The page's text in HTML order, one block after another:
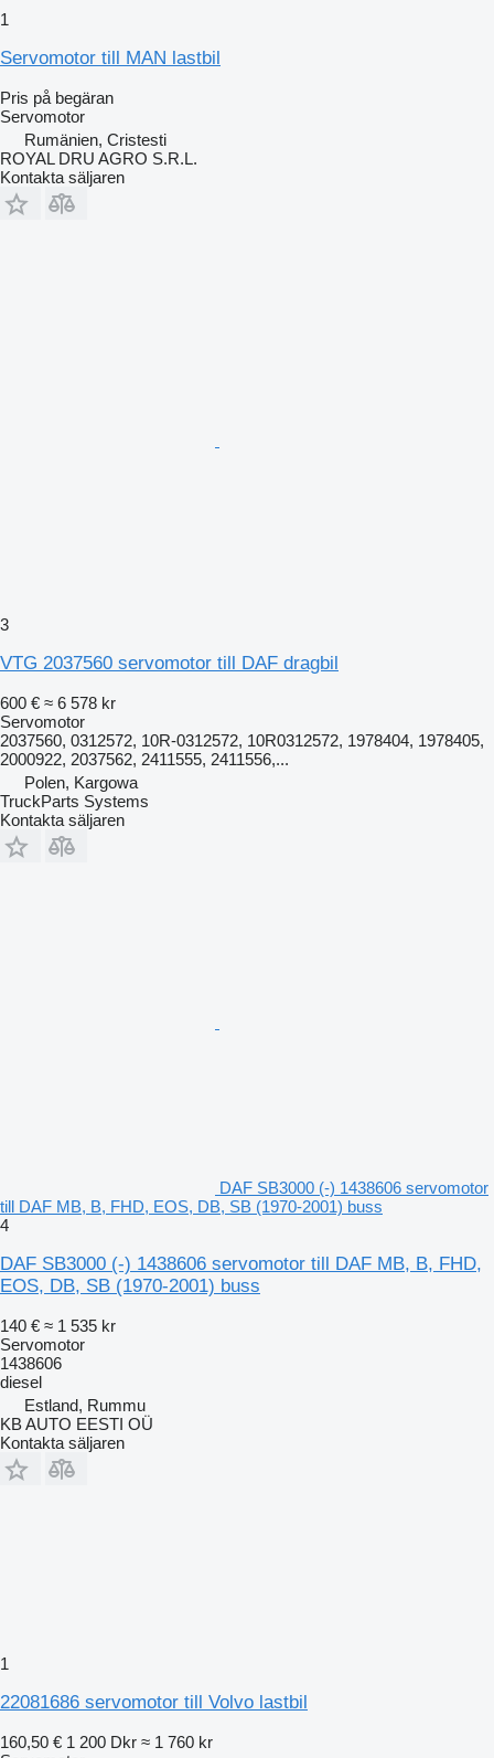
1
Servomotor till MAN lastbil
Pris på begäran
Servomotor
Rumänien, Cristesti
ROYAL DRU AGRO S.R.L.
Kontakta säljaren
3
VTG 2037560 servomotor till DAF dragbil
600 € ≈ 6 578 kr
Servomotor
2037560, 0312572, 10R-0312572, 10R0312572, 1978404, 1978405,
2000922, 2037562, 2411555, 2411556,...
Polen, Kargowa
TruckParts Systems
Kontakta säljaren
DAF SB3000 (-) 1438606 servomotor
till DAF MB, B, FHD, EOS, DB, SB (1970-2001) buss
4
DAF SB3000 (-) 1438606 servomotor till DAF MB, B, FHD,
EOS, DB, SB (1970-2001) buss
140 € ≈ 1 535 kr
Servomotor
1438606
diesel
Estland, Rummu
KB AUTO EESTI OÜ
Kontakta säljaren
1
22081686 servomotor till Volvo lastbil
160,50 € 1 200 Dkr ≈ 1 760 kr